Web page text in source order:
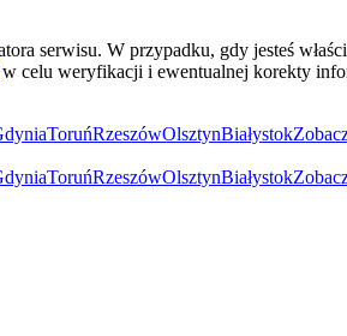
serwisu. W przypadku, gdy jesteś
w celu weryfikacji i ewentualnej korekty
ToruńRzeszówOlsztynBiałystok
ToruńRzeszówOlsztynBiałystok